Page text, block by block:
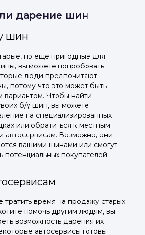
дарение шин
шин
но еще пригодные для
вы можете попробовать
люди предпочитают
потому что это может быть
вариантом. Чтобы найти
б/у шин, вы можете
на специализированных
или обратиться к местным
автосервисам. Возможно, они
вашими шинами или смогут
потенциальных покупателей.
тратить время на продажу старых
помочь другим людям, вы
возможность дарения их
автосервисы готовы